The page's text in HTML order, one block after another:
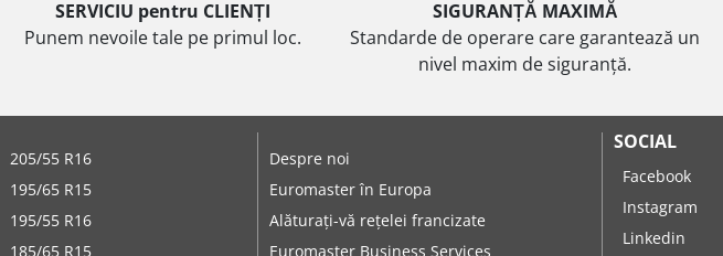
SERVICIU pentru CLIENȚI
Punem nevoile tale pe primul loc.
SIGURANȚĂ MAXIMĂ
Standarde de operare care garantează un
nivel maxim de siguranță.
205/55 R16
195/65 R15
195/55 R16
185/65 R15
Despre noi
Euromaster în Europa
Alăturați-vă rețelei francizate
Euromaster Business Services
SOCIAL
Facebook
Instagram
Linkedin